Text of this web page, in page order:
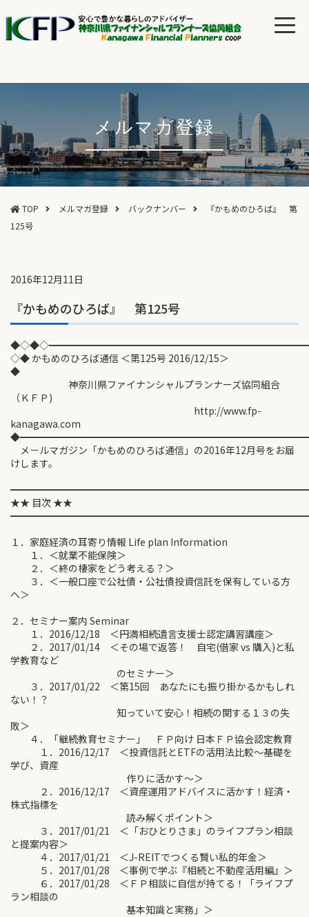
メルマガ登録
TOP メルマガ登録 バックナンバー
『かもめのひろば』 第
125号
2016年12月11日
『かもめのひろば』 第125号
◇◆ かもめのひろば通信 ＜第125号 2016/12/15＞
◆
神奈川県ファイナンシャルプランナーズ協同組合
（ＫＦＰ)
http://www.fp-
kanagawa.com
メ－ルマガジン「かもめのひろば通信」の2016年12月号をお届
けします。
★★ 目次 ★★
１．家庭経済の耳寄り情報 Life plan Information
１．＜就業不能保険＞
２．＜終の棲家をどう考える？＞
３．＜一般口座で公社債・公社債投資信託を保有している方
へ＞
２．セミナー案内 Seminar
１．2016/12/18 ＜円満相続遺言支援士認定講習講座＞
２．2017/01/14 ＜その場で返答！ 自宅(借家 vs 購入)と私
学教育など
のセミナー＞
３．2017/01/22 ＜第15回 あなたにも振り掛かるかもしれ
ない！？
知っていて安心！相続の関する１３の失
敗＞
４．「継続教育セミナー」 ＦＰ向け 日本ＦＰ協会認定教育
１．2016/12/17 ＜投資信託とETFの活用法比較～基礎を
学び、資産
作りに活かす～＞
２．2016/12/17 ＜資産運用アドバイスに活かす！経済・
株式指標を
読み解くポイント＞
３．2017/01/21 ＜「おひとりさま」のライフプラン相談
と提案内容＞
４．2017/01/21 ＜J-REITでつくる賢い私的年金＞
５．2017/01/28 ＜事例で学ぶ『相続と不動産活用編』＞
６．2017/01/28 ＜ＦＰ相談に自信が持てる！「ライフプ
ラン相談の
基本知識と実務」＞